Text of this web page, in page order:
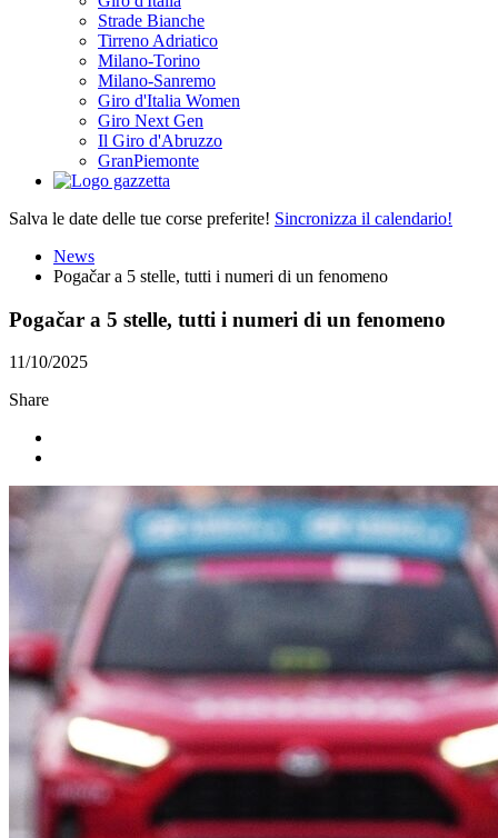
Strade Bianche
Tirreno Adriatico
Milano-Torino
Milano-Sanremo
Giro d'Italia Women
Giro Next Gen
Il Giro d'Abruzzo
GranPiemonte
Salva le date delle tue corse preferite! Sincronizza il calendario!
News
Pogačar a 5 stelle, tutti i numeri di un fenomeno
Pogačar a 5 stelle, tutti i numeri di un fenomeno
11/10/2025
Share